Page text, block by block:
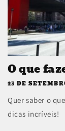
O que
23 DE
Quer saber o
dicas incríveis!